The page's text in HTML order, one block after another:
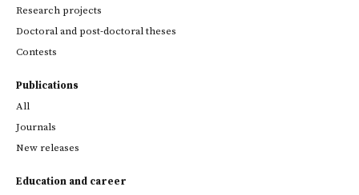
Research projects
Doctoral and post-doctoral theses
Contests
Publications
All
Journals
New releases
Education and career